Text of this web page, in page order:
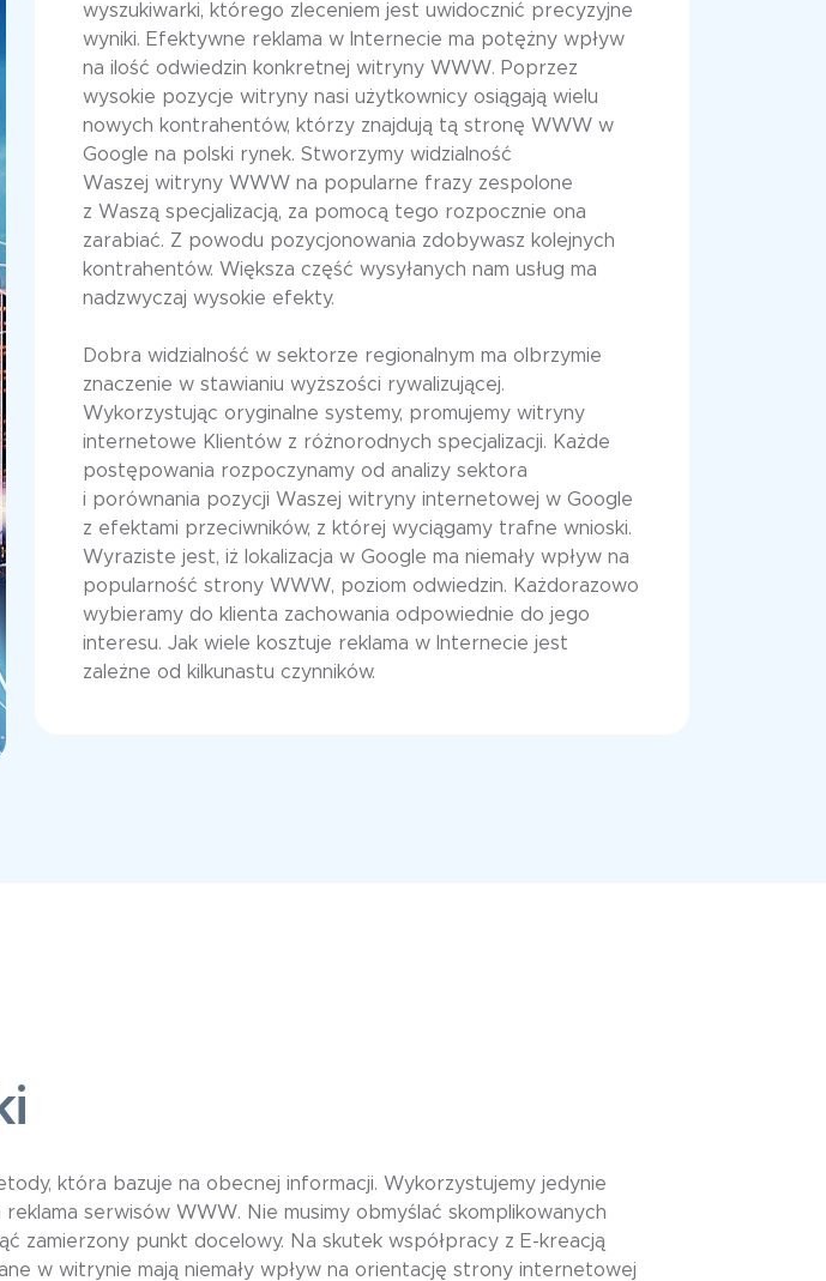
wyszukiwarki, którego zleceniem jest uwidocznić precyzyjne
wyniki. Efektywne reklama w Internecie ma potężny wpływ
na ilość odwiedzin konkretnej witryny WWW. Poprzez
wysokie pozycje witryny nasi użytkownicy osiągają wielu
nowych kontrahentów, którzy znajdują tą stronę WWW w
Google na polski rynek. Stworzymy widzialność
Waszej witryny WWW na popularne frazy zespolone
z Waszą specjalizacją, za pomocą tego rozpocznie ona
zarabiać. Z powodu pozycjonowania zdobywasz kolejnych
kontrahentów. Większa część wysyłanych nam usług ma
nadzwyczaj wysokie efekty.
Dobra widzialność w sektorze regionalnym ma olbrzymie
znaczenie w stawianiu wyższości rywalizującej.
Wykorzystując oryginalne systemy, promujemy witryny
internetowe Klientów z różnorodnych specjalizacji. Każde
postępowania rozpoczynamy od analizy sektora
i porównania pozycji Waszej witryny internetowej w Google
z efektami przeciwników, z której wyciągamy trafne wnioski.
Wyraziste jest, iż lokalizacja w Google ma niemały wpływ na
popularność strony WWW, poziom odwiedzin. Każdorazowo
wybieramy do klienta zachowania odpowiednie do jego
interesu. Jak wiele kosztuje reklama w Internecie jest
zależne od kilkunastu czynników.
która bazuje na obecnej informacji. Wykorzystujemy jedynie
serwisów WWW. Nie musimy obmyślać skomplikowanych
zamierzony punkt docelowy. Na skutek współpracy z E-kreacją
w witrynie mają niemały wpływ na orientację strony internetowej